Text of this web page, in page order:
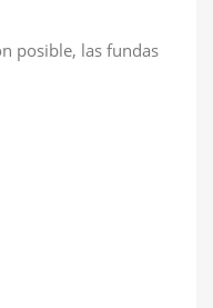
posible, las fundas